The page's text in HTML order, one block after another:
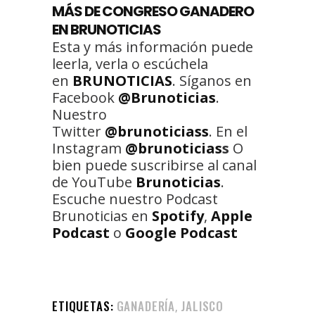
MÁS DE CONGRESO GANADERO
EN BRUNOTICIAS
Esta y más información puede
leerla, verla o escúchela
en BRUNOTICIAS. Síganos en
Facebook @Brunoticias.
Nuestro
Twitter @brunoticiass. En el
Instagram @brunoticiass O
bien puede suscribirse al canal
de YouTube Brunoticias.
Escuche nuestro Podcast
Brunoticias en Spotify, Apple
Podcast o Google Podcast
ETIQUETAS: GANADERÍA, JALISCO